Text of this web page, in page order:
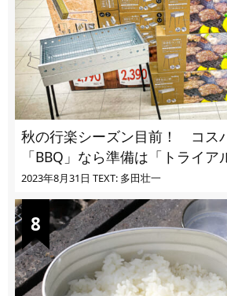
秋の行楽シーズン目前！ コス
「BBQ」なら準備は「トライア
2023年8月31日 TEXT: 多田壮一